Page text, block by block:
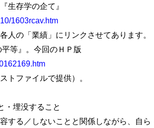
生存学の企て』
1603rcav.htm
人の「業績」にリンクさせてあります。
等』。今回のＨＰ版
トファイルで提供）。
埋没すること
する／しないことと関係しながら、自